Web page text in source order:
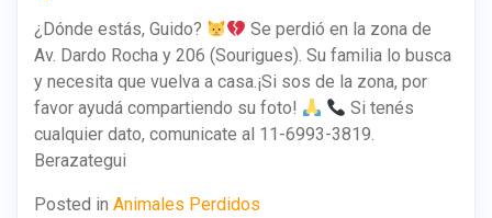
¿Dónde estás, Guido?
Se perdió en la zona de
Av. Dardo Rocha y 206 (Sourigues). Su familia lo busca
y necesita que vuelva a casa.¡Si sos de la zona, por
favor ayudá compartiendo su foto!
Si tenés
cualquier dato, comunicate al 11-6993-3819.
Berazategui
Posted in Animales Perdidos